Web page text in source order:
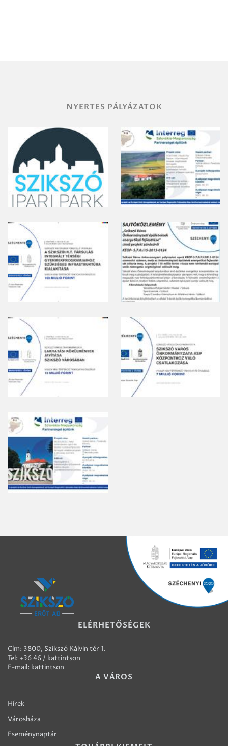
NYERTES PÁLYÁZATOK
ELÉRHETŐSÉGEK
Cím: 3800, Szikszó Kálvin tér 1.
Tel: +36 46 / kattintson
E-mail: kattintson
A VÁROS
Hírek
Városháza
Eseménynaptár